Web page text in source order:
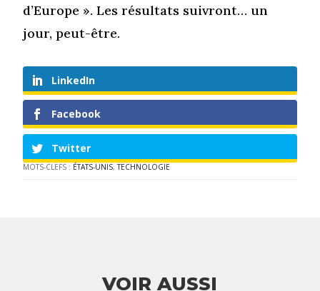
d’Europe ». Les résultats suivront… un
jour, peut-être.
LinkedIn
Facebook
Twitter
MOTS-CLEFS : ÉTATS-UNIS,TECHNOLOGIE
VOIR AUSSI